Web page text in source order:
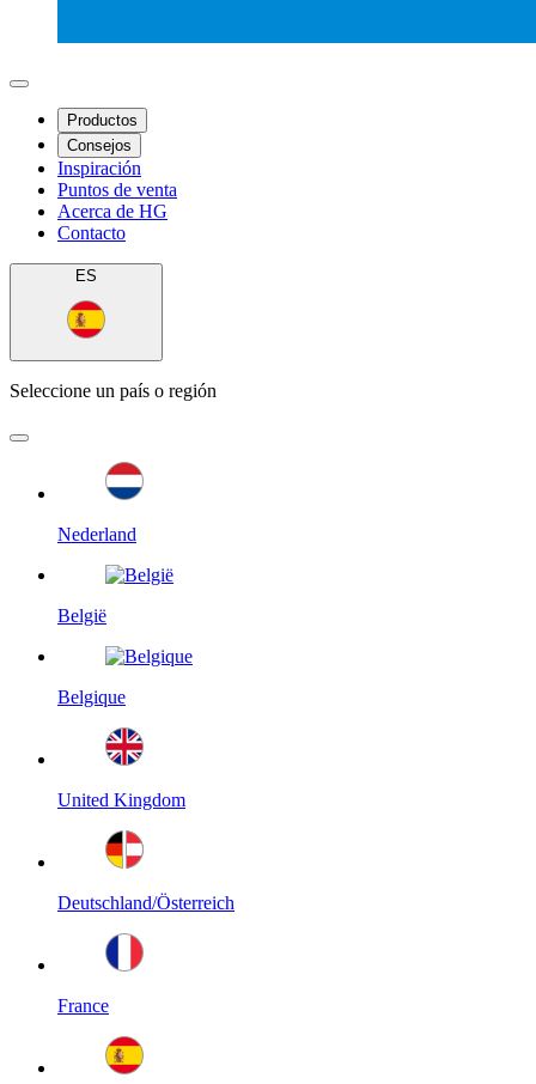
Productos
Consejos
Inspiración
Puntos de venta
Acerca de HG
Contacto
ES
Seleccione un país o región
Nederland
België
Belgique
United Kingdom
Deutschland/Österreich
France